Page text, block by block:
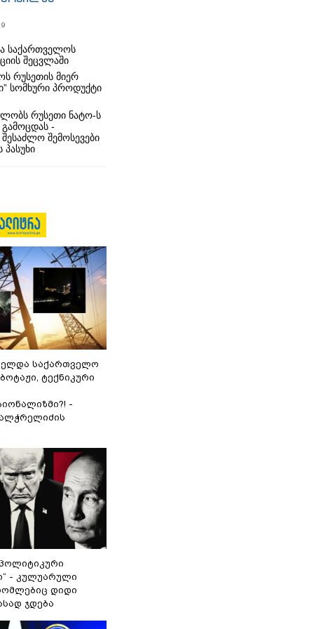
საქართველოს
შეცვლაში
რუსეთის მიერ
სომხური პროდუქტი
რუსეთი ნატო-ს
-
შემოსევები
პასუხი
საქართველო
ტექნიკური
-
- კულუარული
დიდი
ჯდება